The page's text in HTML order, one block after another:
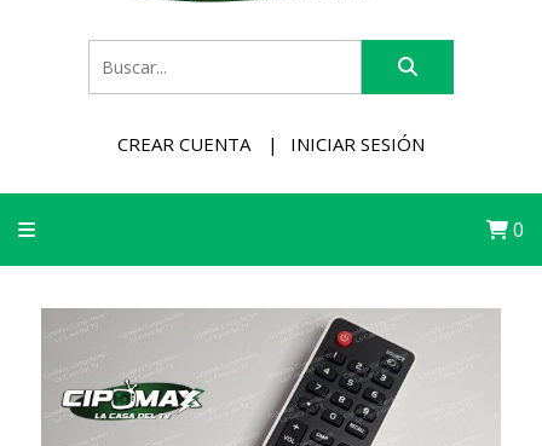
CREAR CUENTA INICIAR SESIÓN
0